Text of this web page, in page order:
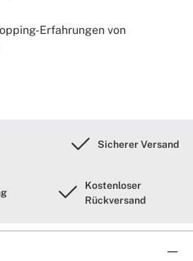
Erfahrungen von
Sicherer Versand
Kostenloser
Rückversand